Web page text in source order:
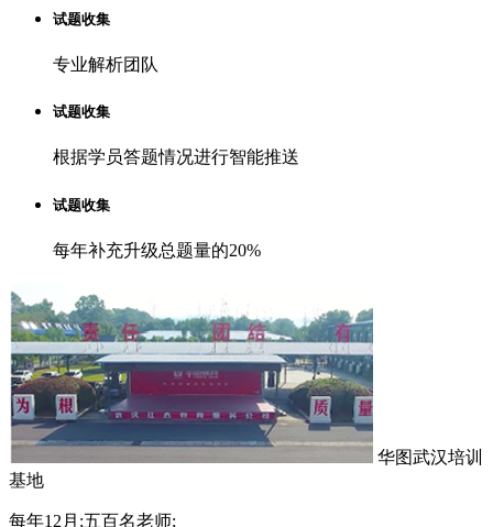
试题收集
专业解析团队
试题收集
根据学员答题情况进行智能推送
试题收集
每年补充升级总题量的20%
华图武汉培训
基地
每年12月;五百名老师;